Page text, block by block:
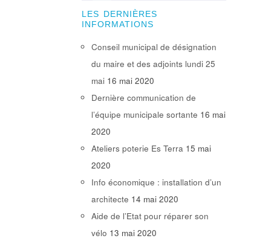
LES DERNIÈRES
INFORMATIONS
Conseil municipal de désignation
du maire et des adjoints lundi 25
mai 16 mai 2020
Dernière communication de
l’équipe municipale sortante 16 mai
2020
Ateliers poterie Es Terra 15 mai
2020
Info économique : installation d’un
architecte 14 mai 2020
Aide de l’Etat pour réparer son
vélo 13 mai 2020